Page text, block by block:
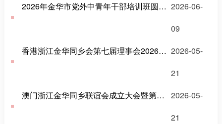
2026年金华市党外中青年干部培训班圆满举办 2026-06-
09
香港浙江金华同乡会第七届理事会2026团拜会举行 2026-05-
21
澳门浙江金华同乡联谊会成立大会暨第一届理监事就职典礼召开
2026-05-
21